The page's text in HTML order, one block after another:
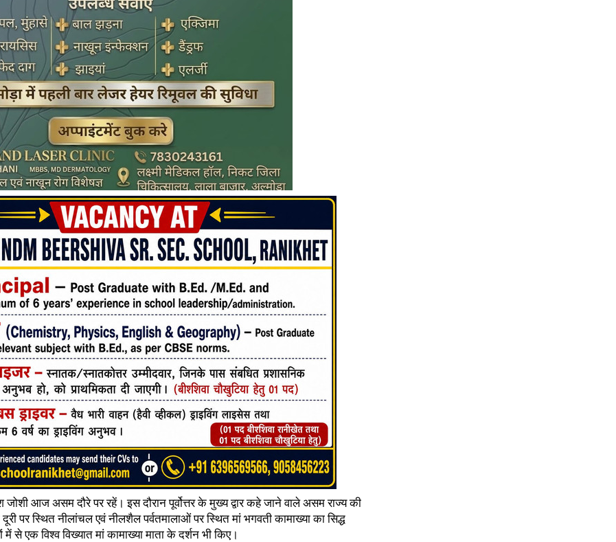
आज असम दौरे पर रहें। इस दौरान पूर्वोत्तर के मुख्य द्वार कहे जाने वाले असम राज्य की
पर स्थित नीलांचल एवं नीलशैल पर्वतमालाओं पर स्थित मां भगवती कामाख्या का सिद्ध
से एक विश्व विख्यात मां कामाख्या माता के दर्शन भी किए।